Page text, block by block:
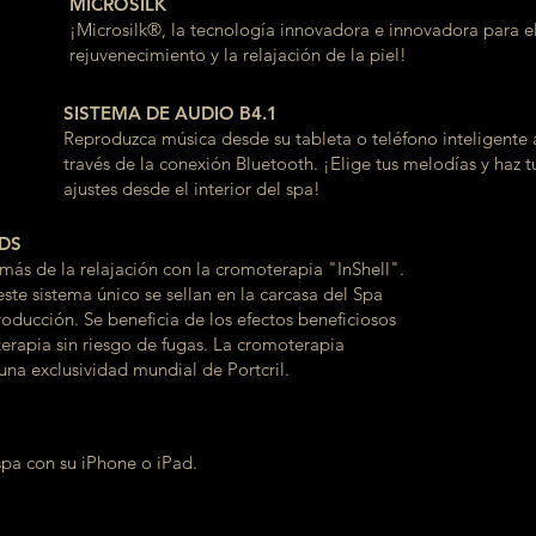
¡Microsilk®, la tecnología innovadora e innovadora para el
rejuvenecimiento y la relajación de la piel!
SISTEMA DE AUDIO B4.1
Reproduzca música desde su tableta o teléfono inteligente
través de la conexión Bluetooth. ¡Elige tus melodías y haz
ajustes desde el interior del spa!
de la relajación con la cromoterapia "InShell".
sistema único se sellan en la carcasa del Spa
Se beneficia de los efectos beneficiosos
sin riesgo de fugas. La cromoterapia
exclusividad mundial de Portcril.
con su iPhone o iPad.